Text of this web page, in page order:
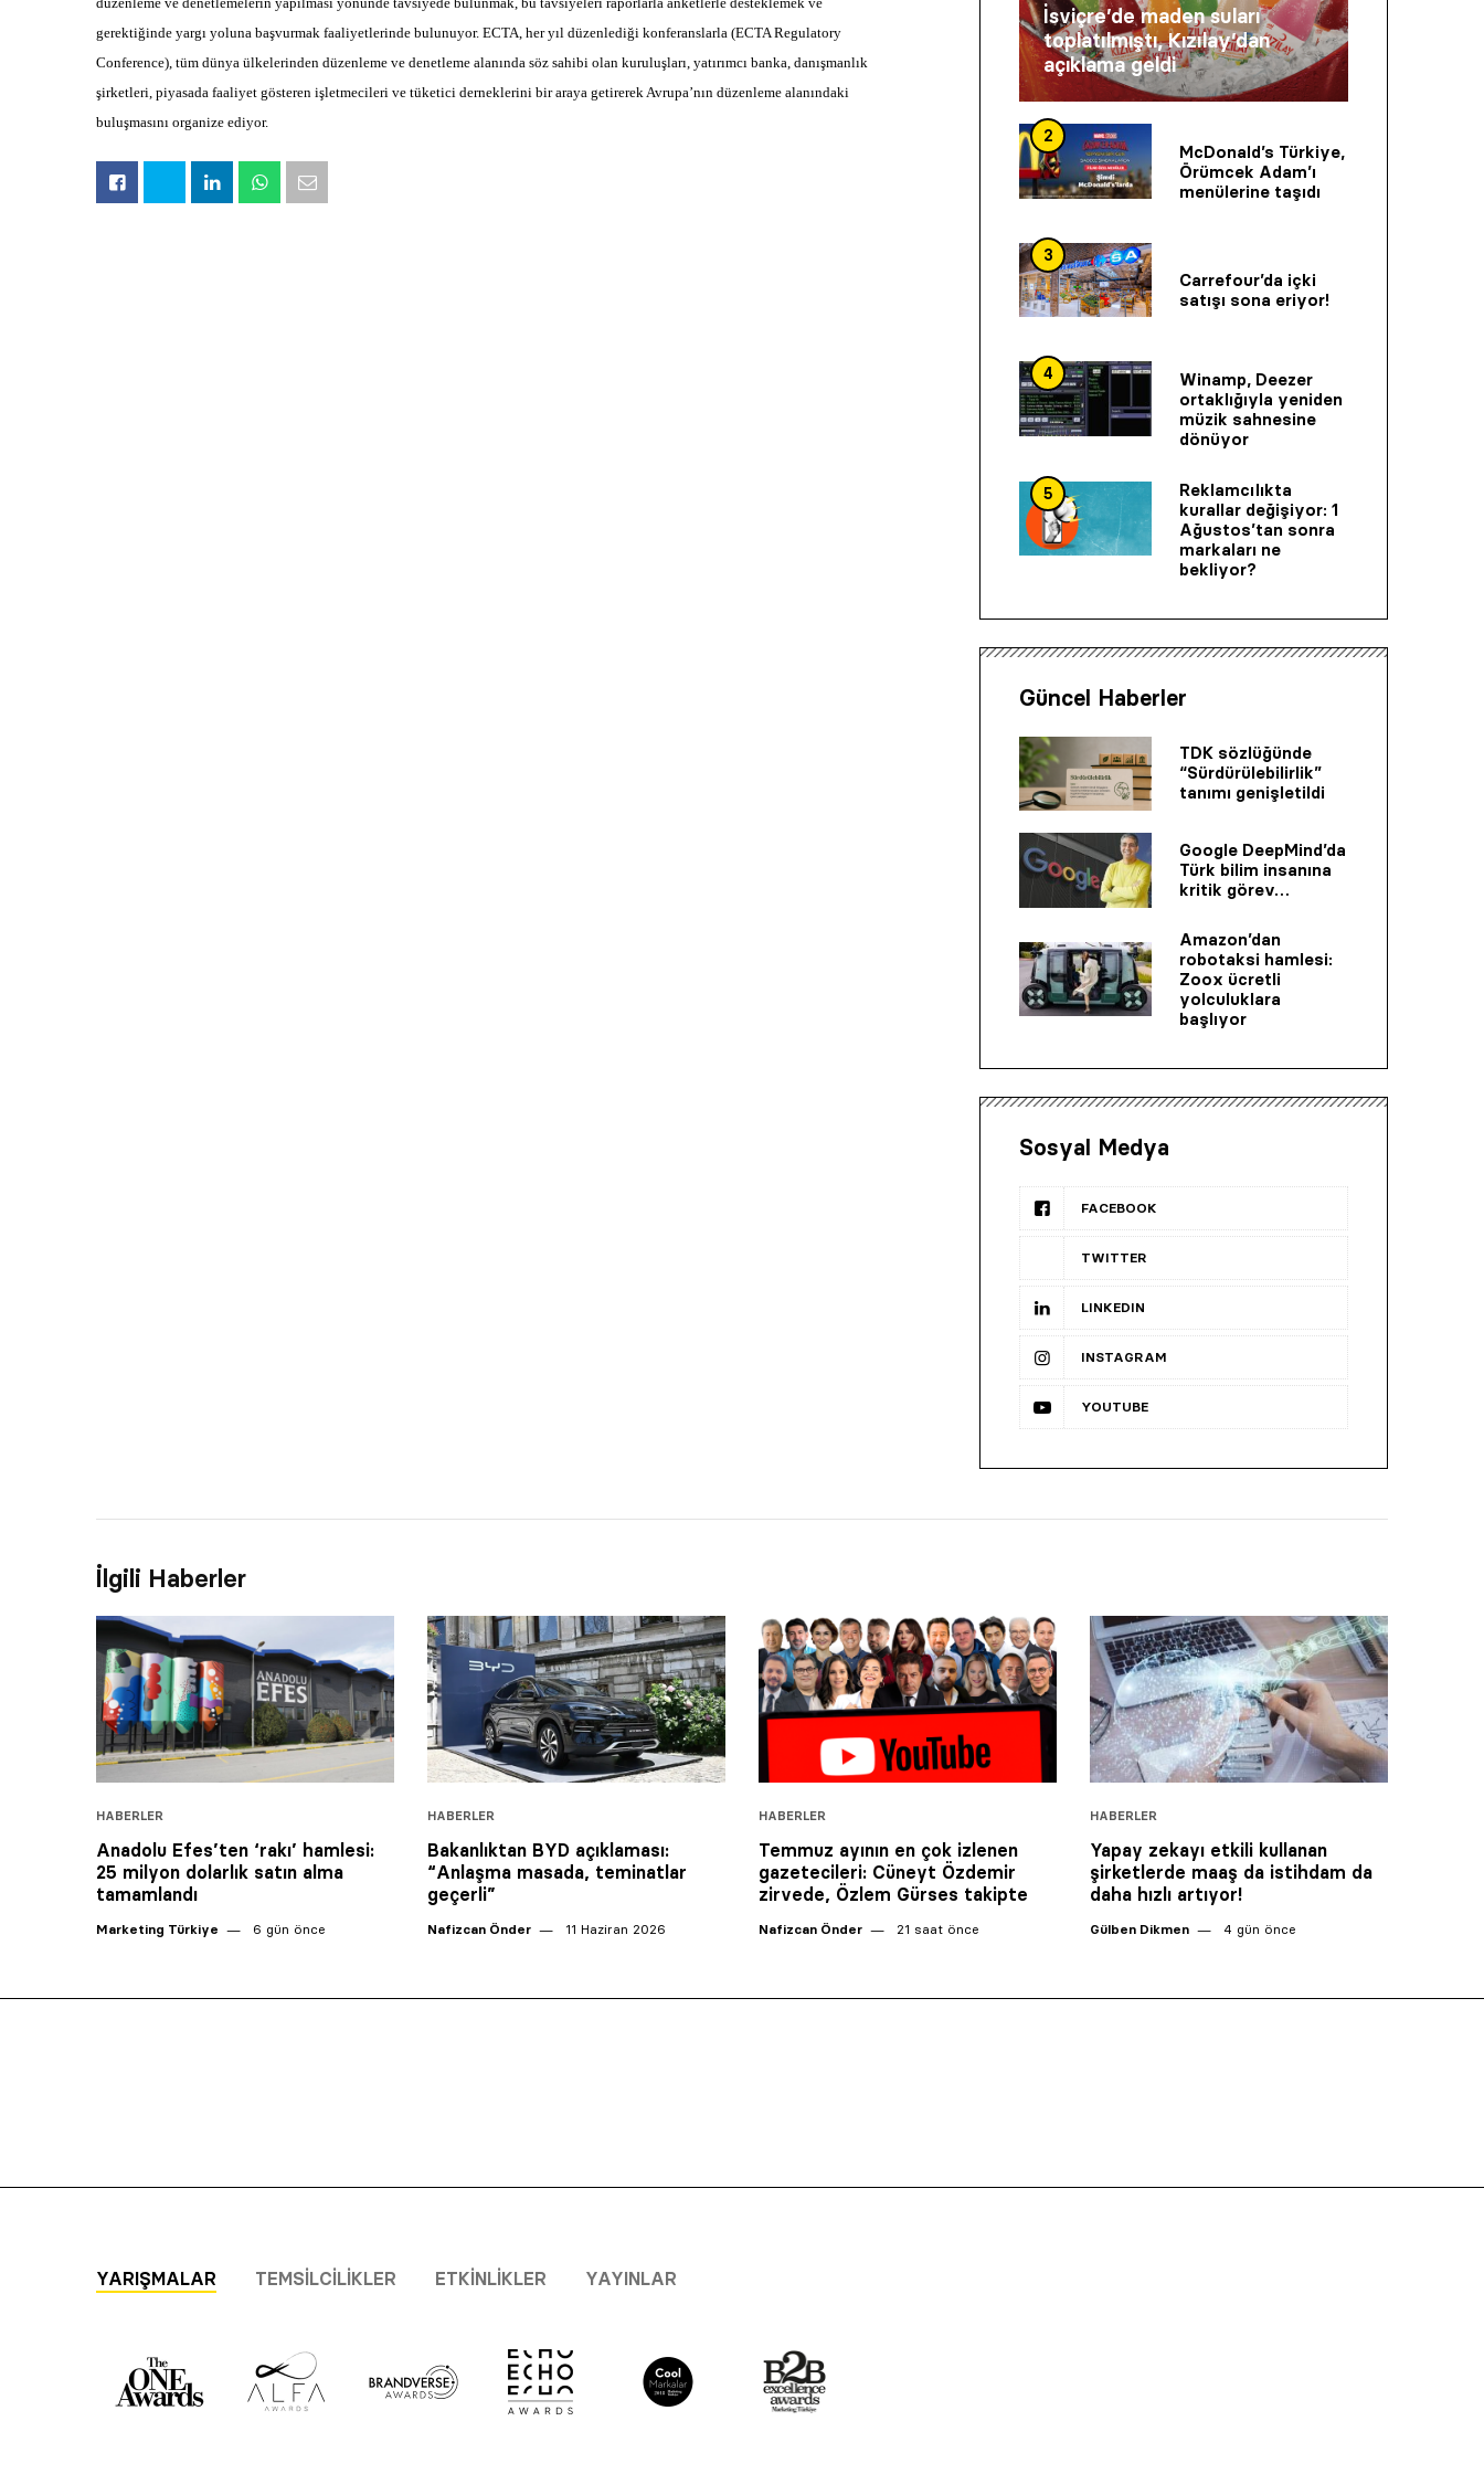
gerektiğinde yargı yoluna başvurmak faaliyetlerinde bulunuyor. ECTA, her yıl düzenlediği konferanslarla (ECTA Regulatory
Conference), tüm dünya ülkelerinden düzenleme ve denetleme alanında söz sahibi olan kuruluşları, yatırımcı banka, danışmanlık
şirketleri, piyasada faaliyet gösteren işletmecileri ve tüketici derneklerini bir araya getirerek Avrupa’nın düzenleme alanındaki
buluşmasını organize ediyor.
İsviçre’de maden suları
toplatılmıştı, Kızılay’dan
açıklama geldi
2
McDonald’s Türkiye,
Örümcek Adam’ı
menülerine taşıdı
3
Carrefour’da içki
satışı sona eriyor!
4
Winamp, Deezer
ortaklığıyla yeniden
müzik sahnesine
dönüyor
5
Reklamcılıkta
kurallar değişiyor: 1
Ağustos’tan sonra
markaları ne
bekliyor?
Güncel Haberler
TDK sözlüğünde
“Sürdürülebilirlik”
tanımı genişletildi
Google DeepMind’da
Türk bilim insanına
kritik görev…
Amazon’dan
robotaksi hamlesi:
Zoox ücretli
yolculuklara
başlıyor
Sosyal Medya
FACEBOOK
TWITTER
LINKEDIN
INSTAGRAM
YOUTUBE
İlgili Haberler
HABERLER
Anadolu Efes’ten ‘rakı’ hamlesi:
25 milyon dolarlık satın alma
tamamlandı
Marketing Türkiye 6 gün önce
HABERLER
Bakanlıktan BYD açıklaması:
“Anlaşma masada, teminatlar
geçerli”
Nafizcan Önder 11 Haziran 2026
HABERLER
Temmuz ayının en çok izlenen
gazetecileri: Cüneyt Özdemir
zirvede, Özlem Gürses takipte
Nafizcan Önder 21 saat önce
HABERLER
Yapay zekayı etkili kullanan
şirketlerde maaş da istihdam da
daha hızlı artıyor!
Gülben Dikmen 4 gün önce
YARIŞMALAR TEMSILCILIKLER ETKINLIKLER YAYINLAR